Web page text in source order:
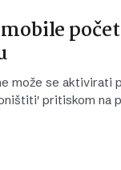
počet
može se aktivirati
pritiskom na